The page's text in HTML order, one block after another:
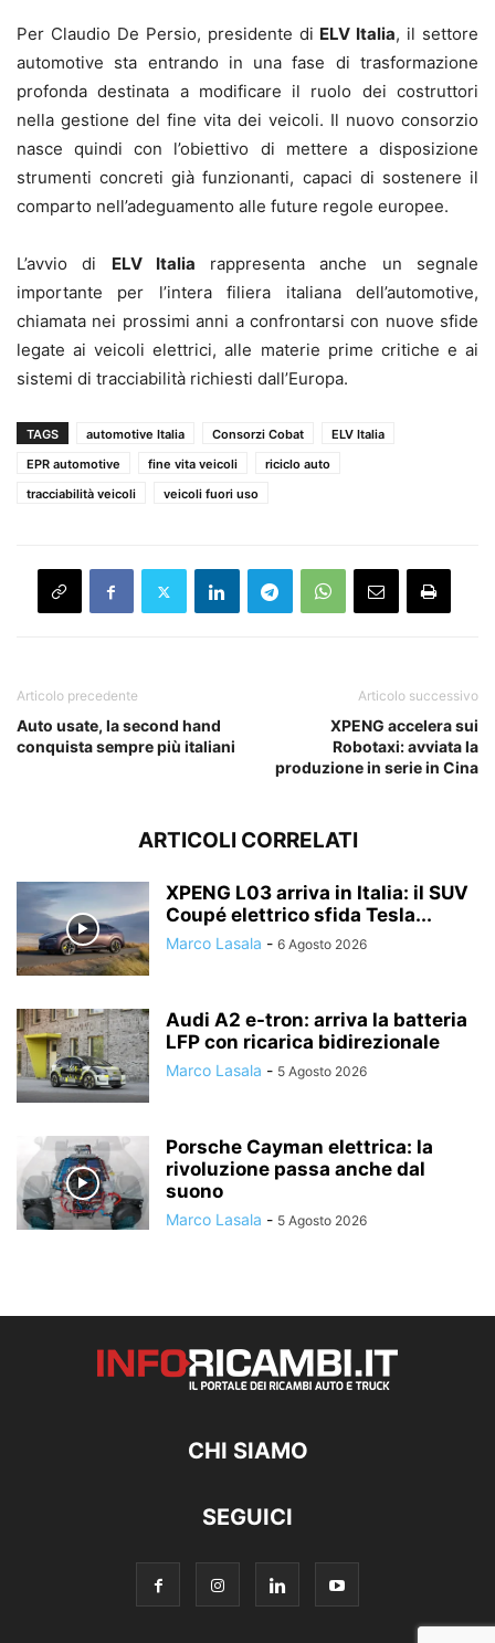
Per Claudio De Persio, presidente di ELV Italia, il settore
automotive sta entrando in una fase di trasformazione
profonda destinata a modificare il ruolo dei costruttori
nella gestione del fine vita dei veicoli. Il nuovo consorzio
nasce quindi con l’obiettivo di mettere a disposizione
strumenti concreti già funzionanti, capaci di sostenere il
comparto nell’adeguamento alle future regole europee.
L’avvio di ELV Italia rappresenta anche un segnale
importante per l’intera filiera italiana dell’automotive,
chiamata nei prossimi anni a confrontarsi con nuove sfide
legate ai veicoli elettrici, alle materie prime critiche e ai
sistemi di tracciabilità richiesti dall’Europa.
TAGS automotive Italia Consorzi Cobat
ELV Italia
EPR automotive
fine vita veicoli
riciclo auto
tracciabilità veicoli
veicoli fuori uso
Articolo precedente
Auto usate, la second hand
conquista sempre più italiani
Articolo successivo
XPENG accelera sui
Robotaxi: avviata la
produzione in serie in Cina
ARTICOLI CORRELATI
XPENG L03 arriva in Italia: il SUV
Coupé elettrico sfida Tesla...
Marco Lasala - 6 Agosto 2026
Audi A2 e-tron: arriva la batteria
LFP con ricarica bidirezionale
Marco Lasala - 5 Agosto 2026
Porsche Cayman elettrica: la
rivoluzione passa anche dal
suono
Marco Lasala - 5 Agosto 2026
CHI SIAMO
SEGUICI